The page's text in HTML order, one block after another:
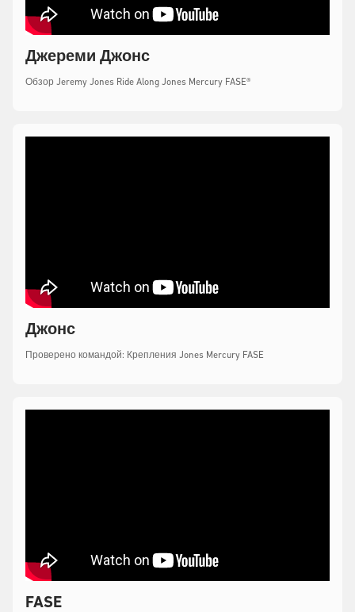
Джереми Джонс
Обзор Jeremy Jones Ride Along Jones Mercury FASE®
Джонс
Проверено командой: Крепления Jones Mercury FASE
FASE